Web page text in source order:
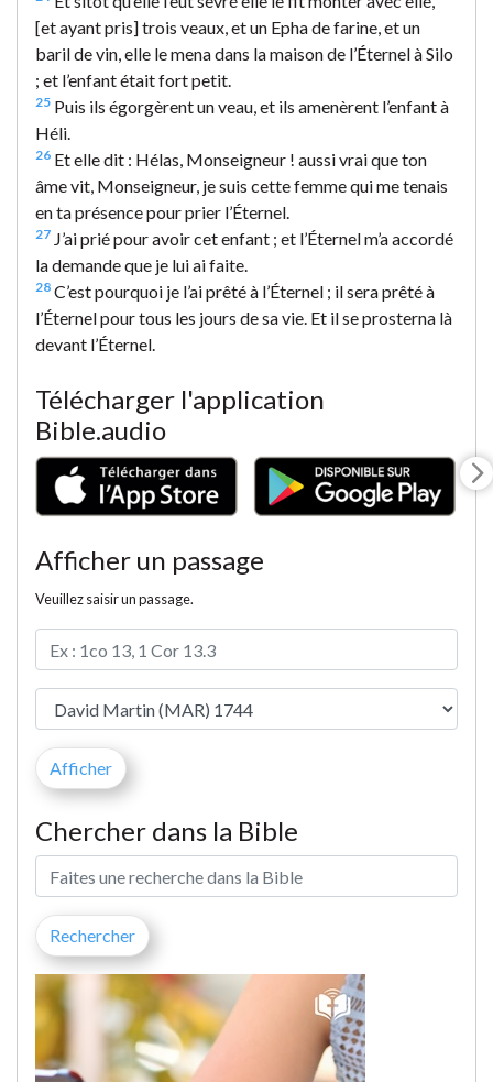
[et ayant pris] trois veaux, et un Epha de farine, et un
baril de vin, elle le mena dans la maison de l’Éternel à Silo
; et l’enfant était fort petit.
25 Puis ils égorgèrent un veau, et ils amenèrent l’enfant à
Héli.
26 Et elle dit : Hélas, Monseigneur ! aussi vrai que ton
âme vit, Monseigneur, je suis cette femme qui me tenais
en ta présence pour prier l’Éternel.
27 J’ai prié pour avoir cet enfant ; et l’Éternel m’a accordé
la demande que je lui ai faite.
28 C’est pourquoi je l’ai prêté à l’Éternel ; il sera prêté à
l’Éternel pour tous les jours de sa vie. Et il se prosterna là
devant l’Éternel.
Télécharger l'application
Bible.audio
Afficher un passage
Veuillez saisir un passage.
Chercher dans la Bible